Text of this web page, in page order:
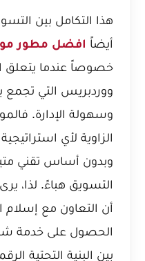
هذا التكامل بين
أيضاً افضل مطور
خصوصاً عندما يتعلق
ووردبريس التي تجمع
وسهولة الإدارة.
الزاوية لأي
وبدون أساس تقني
التسويق هباءً. لذا،
أن التعاون مع
الحصول على خدمة
بين البنية التحتية